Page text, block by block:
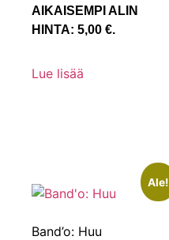
AIKAISEMPI ALIN
HINTA: 5,00 €.
Lue lisää
Ale!
Band’o: Huu